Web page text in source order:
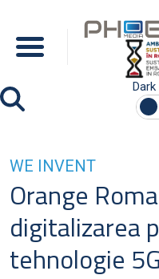
WE INVENT
Orange
digitalizarea
tehnologie